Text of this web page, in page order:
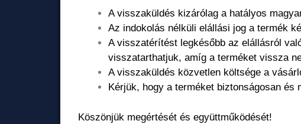
A visszaküldés kizárólag a hatályos
Az indokolás nélküli elállási jog a termék
A visszatérítést legkésőbb az elállásról
visszatarthatjuk, amíg a terméket vissza
A visszaküldés közvetlen költsége a
Kérjük, hogy a terméket biztonságosan
Köszönjük megértését és együttműködését!